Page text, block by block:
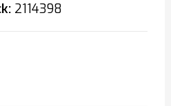
2114398